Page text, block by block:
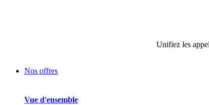
Unifiez les
Nos offres
Vue d'ensemble